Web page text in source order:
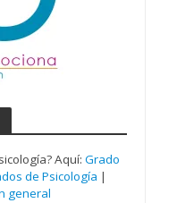
Aquí: Grado
de Psicología |
general